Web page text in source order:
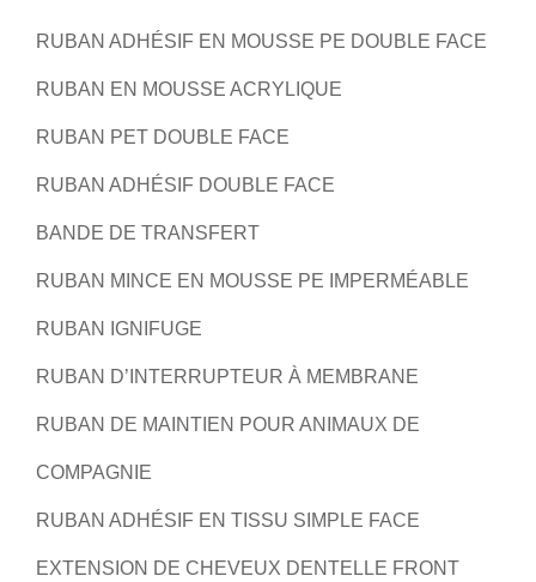
RUBAN ADHÉSIF EN MOUSSE PE DOUBLE FACE
RUBAN EN MOUSSE ACRYLIQUE
RUBAN PET DOUBLE FACE
RUBAN ADHÉSIF DOUBLE FACE
BANDE DE TRANSFERT
RUBAN MINCE EN MOUSSE PE IMPERMÉABLE
RUBAN IGNIFUGE
RUBAN D’INTERRUPTEUR À MEMBRANE
RUBAN DE MAINTIEN POUR ANIMAUX DE
COMPAGNIE
RUBAN ADHÉSIF EN TISSU SIMPLE FACE
EXTENSION DE CHEVEUX DENTELLE FRONT